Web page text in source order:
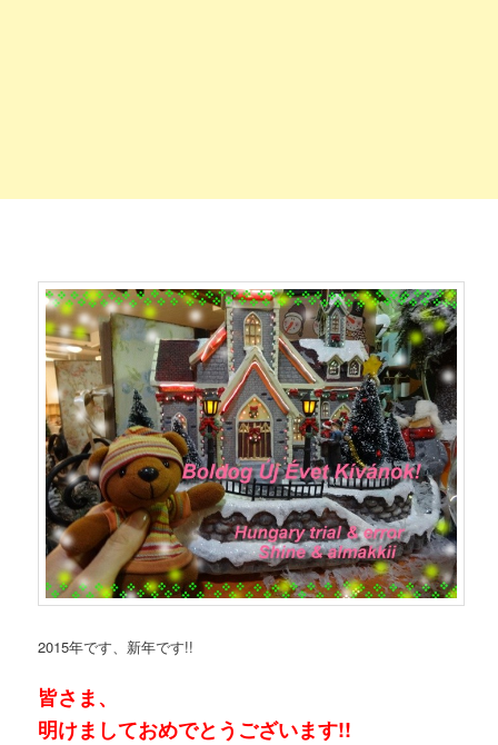
2015年です、新年です!!
皆さま、
明けましておめでとうございます!!